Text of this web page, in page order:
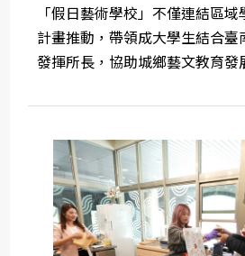
「假日藝術學校」不僅連結區
計畫推動，帶領成大學生結合臺
發揮所長，協助城鄉藝文教育發